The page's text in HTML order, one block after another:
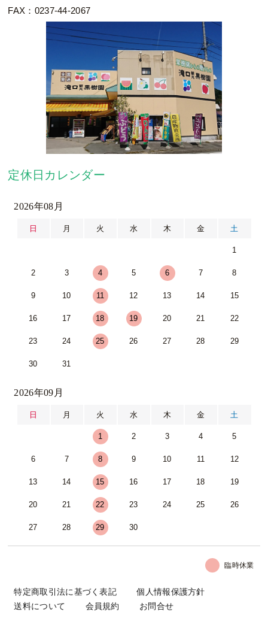
FAX：0237-44-2067
定休日カレンダー
2026年08月
日 月 火 水 木 金 土
1
2 3 4 5 6 7 8
9 10 11 12 13 14 15
16 17 18 19 20 21 22
23 24 25 26 27 28 29
30 31
2026年09月
日 月 火 水 木 金 土
1 2 3 4 5
6 7 8 9 10 11 12
13 14 15 16 17 18 19
20 21 22 23 24 25 26
27 28 29 30
臨時休業
特定商取引法に基づく表記
個人情報保護方針
送料について
会員規約 お問合せ